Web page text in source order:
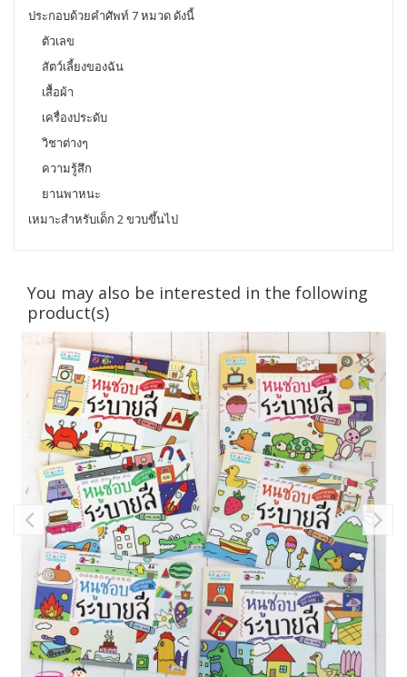
ประกอบด้วยคำศัพท์ 7 หมวด ดังนี้
ตัวเลข
สัตว์เลี้ยงของฉัน
เสื้อผ้า
เครื่องประดับ
วิชาต่างๆ
ความรู้สึก
ยานพาหนะ
เหมาะสำหรับเด็ก 2 ขวบขึ้นไป
You may also be interested in the following
product(s)